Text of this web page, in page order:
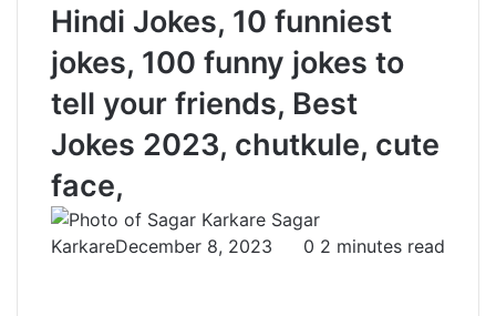
Hindi Jokes, 10 funniest
jokes, 100 funny jokes to
tell your friends, Best
Jokes 2023, chutkule, cute
face,
Sagar
KarkareDecember 8, 2023 0 2 minutes read